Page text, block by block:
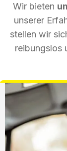
Wir bieten
unserer
stellen wir
reibungslos